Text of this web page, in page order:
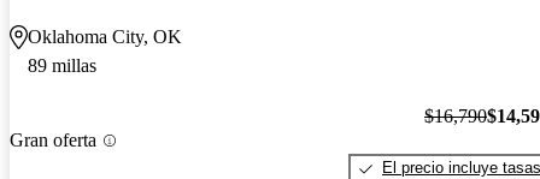
Oklahoma City, OK
89 millas
Gran oferta
$16,790
El precio incluye tasas